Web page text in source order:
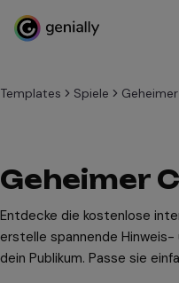
Templates Spiele
Geheimer
Entdecke die kostenlose
erstelle spannende
dein Publikum. Passe sie